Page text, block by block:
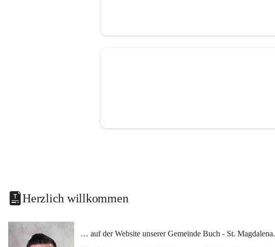
Herzlich willkommen
… auf der Website unserer Gemeinde Buch - St. Magdalena.